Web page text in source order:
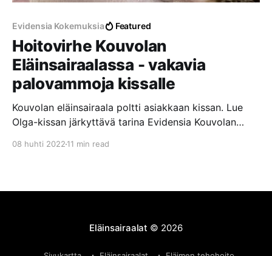
Evidensia Kokemuksia Featured
Hoitovirhe Kouvolan
Eläinsairaalassa - vakavia
palovammoja kissalle
Kouvolan eläinsairaala poltti asiakkaan kissan. Lue
Olga-kissan järkyttävä tarina Evidensia Kouvolan
08 huhti 2022 11 min read
Eläinsairaalat © 2026